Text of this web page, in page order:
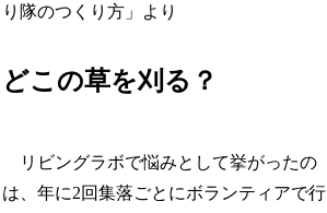
り隊のつくり方」より
どこの草を刈る？
リビングラボで悩みとして挙がったの
は、年に2回集落ごとにボランティアで行